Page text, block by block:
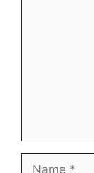
Name